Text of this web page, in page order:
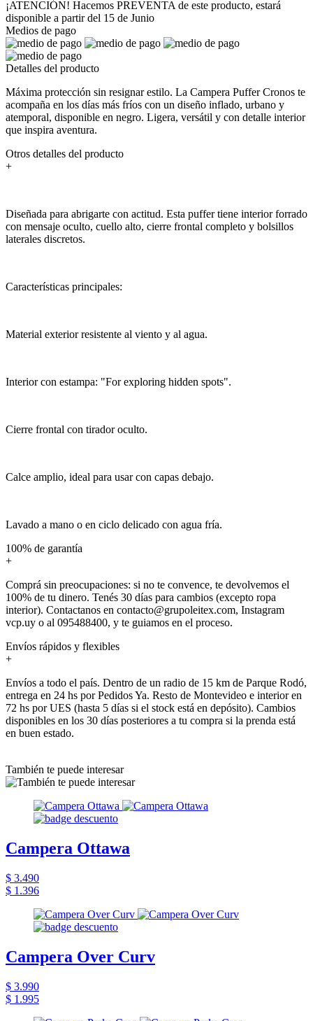
¡ATENCIÓN! Hacemos PREVENTA de este producto, estará
disponible a partir del 15 de Junio
Medios de pago
Detalles del producto
Máxima protección sin resignar estilo. La Campera Puffer Cronos te
acompaña en los días más fríos con un diseño inflado, urbano y
atemporal, disponible en negro. Ligera, versátil y con detalle interior
que inspira aventura.
Otros detalles del producto
+
Diseñada para abrigarte con actitud. Esta puffer tiene interior forrado
con mensaje oculto, cuello alto, cierre frontal completo y bolsillos
laterales discretos.
Características principales:
Material exterior resistente al viento y al agua.
Interior con estampa: "For exploring hidden spots".
Cierre frontal con tirador oculto.
Calce amplio, ideal para usar con capas debajo.
Lavado a mano o en ciclo delicado con agua fría.
100% de garantía
+
Comprá sin preocupaciones: si no te convence, te devolvemos el
100% de tu dinero. Tenés 30 días para cambios (excepto ropa
interior). Contactanos en contacto@grupoleitex.com, Instagram
vcp.uy o al 095488400, y te guiamos en el proceso.
Envíos rápidos y flexibles
+
Envíos a todo el país. Dentro de un radio de 15 km de Parque Rodó,
entrega en 24 hs por Pedidos Ya. Resto de Montevideo e interior en
72 hs por UES (hasta 5 días si el stock está en depósito). Cambios
disponibles en los 30 días posteriores a tu compra si la prenda está
en buen estado.
También te puede interesar
Campera Ottawa
$ 3.490
$ 1.396
Campera Over Curv
$ 3.990
$ 1.995